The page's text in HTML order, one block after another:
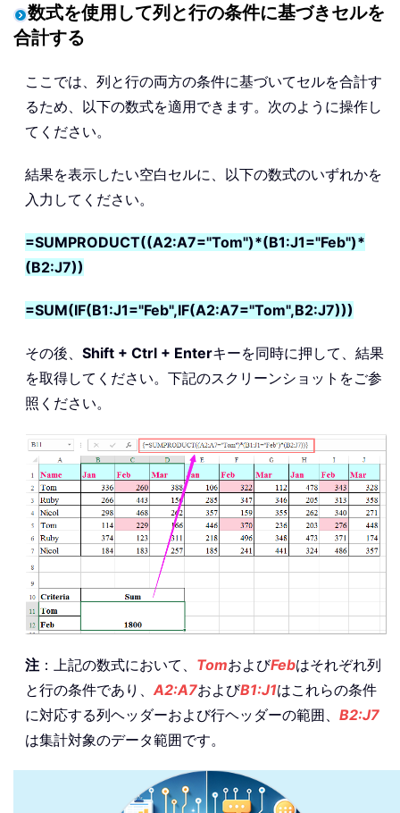
数式を使用して列と行の条件に基づきセルを
合計する
ここでは、列と行の両方の条件に基づいてセルを合計す
るため、以下の数式を適用できます。次のように操作し
てください。
結果を表示したい空白セルに、以下の数式のいずれかを
入力してください。
=SUMPRODUCT((A2:A7="Tom")*(B1:J1="Feb")*
(B2:J7))
=SUM(IF(B1:J1="Feb",IF(A2:A7="Tom",B2:J7)))
その後、 Shift + Ctrl + Enterキーを同時に押して、結果
を取得してください。下記のスクリーンショットをご参
照ください。
注 ：上記の数式において、 TomおよびFebはそれぞれ列
と行の条件であり、 A2:A7およびB1:J1はこれらの条件
に対応する列ヘッダーおよび行ヘッダーの範囲、 B2:J7
は集計対象のデータ範囲です。